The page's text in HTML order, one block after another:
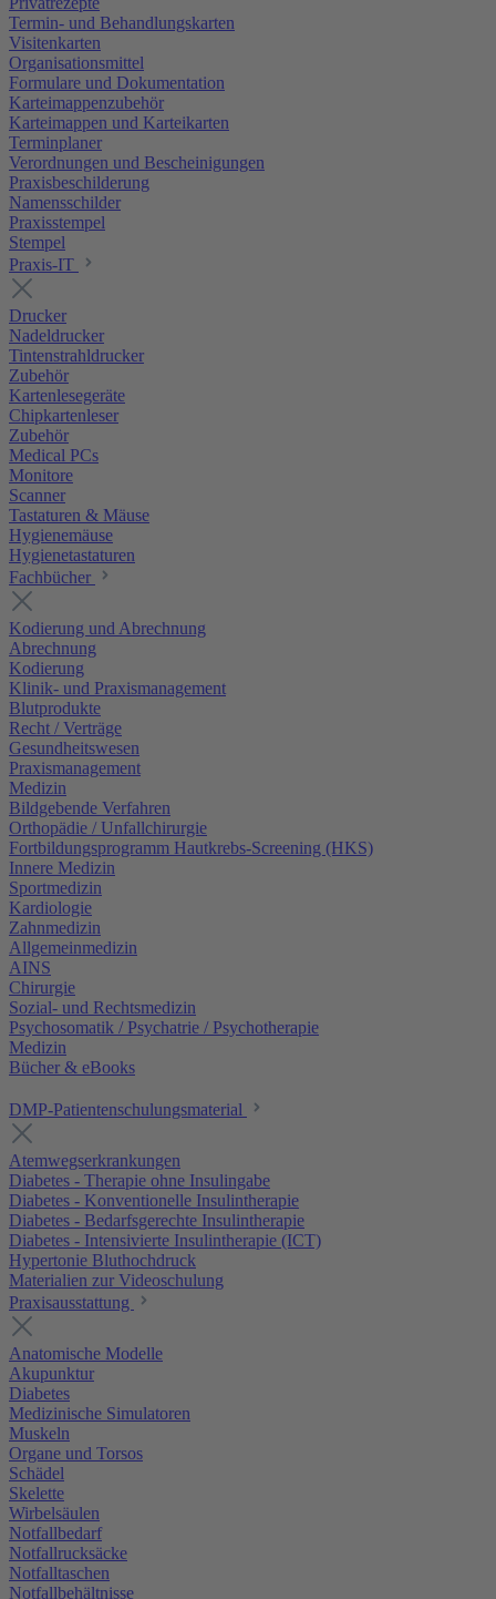
Termin- und Behandlungskarten
Visitenkarten
Organisationsmittel
Formulare und Dokumentation
Karteimappenzubehör
Karteimappen und Karteikarten
Terminplaner
Verordnungen und Bescheinigungen
Praxisbeschilderung
Namensschilder
Praxisstempel
Stempel
Praxis-IT
Drucker
Nadeldrucker
Tintenstrahldrucker
Zubehör
Kartenlesegeräte
Chipkartenleser
Zubehör
Medical PCs
Monitore
Scanner
Tastaturen & Mäuse
Hygienemäuse
Hygienetastaturen
Fachbücher
Kodierung und Abrechnung
Abrechnung
Kodierung
Klinik- und Praxismanagement
Blutprodukte
Recht / Verträge
Gesundheitswesen
Praxismanagement
Medizin
Bildgebende Verfahren
Orthopädie / Unfallchirurgie
Fortbildungsprogramm Hautkrebs-Screening (HKS)
Innere Medizin
Sportmedizin
Kardiologie
Zahnmedizin
Allgemeinmedizin
AINS
Chirurgie
Sozial- und Rechtsmedizin
Psychosomatik / Psychatrie / Psychotherapie
Medizin
Bücher & eBooks
DMP-Patientenschulungsmaterial
Atemwegserkrankungen
Diabetes - Therapie ohne Insulingabe
Diabetes - Konventionelle Insulintherapie
Diabetes - Bedarfsgerechte Insulintherapie
Diabetes - Intensivierte Insulintherapie (ICT)
Hypertonie Bluthochdruck
Materialien zur Videoschulung
Praxisausstattung
Anatomische Modelle
Akupunktur
Diabetes
Medizinische Simulatoren
Muskeln
Organe und Torsos
Schädel
Skelette
Wirbelsäulen
Notfallbedarf
Notfallrucksäcke
Notfalltaschen
Notfallbehältnisse